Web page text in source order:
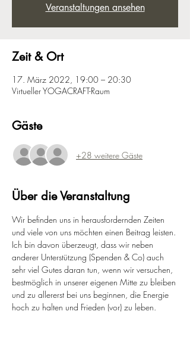
Veranstaltungen ansehen
Zeit & Ort
17. März 2022, 19:00 – 20:30
Virtueller YOGACRAFT-Raum
Gäste
+28 weitere Gäste
Über die Veranstaltung
Wir befinden uns in herausfordernden Zeiten
und viele von uns möchten einen Beitrag leisten.
Ich bin davon überzeugt, dass wir neben
anderer Unterstützung (Spenden & Co) auch
sehr viel Gutes daran tun, wenn wir versuchen,
bestmöglich in unserer eigenen Mitte zu bleiben
und zu allererst bei uns beginnen, die Energie
hoch zu halten und Frieden (vor) zu leben.